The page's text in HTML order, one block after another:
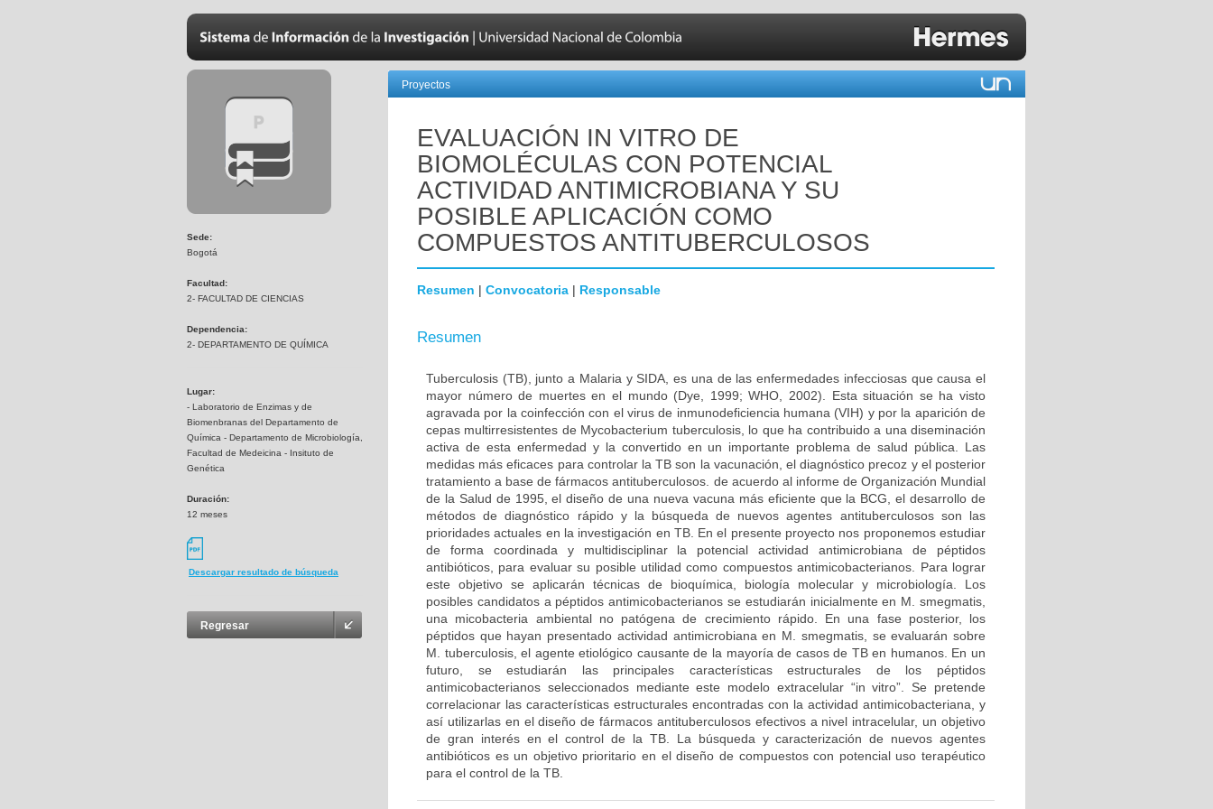
Sede:
Bogotá
Facultad:
2- FACULTAD DE CIENCIAS
Dependencia:
2- DEPARTAMENTO DE QUÍMICA
Lugar:
- Laboratorio de Enzimas y de
Biomenbranas del Departamento de
Química - Departamento de Microbiología,
Facultad de Medeicina - Insituto de
Genética
Duración:
12 meses
Descargar resultado de búsqueda
Regresar
Proyectos
EVALUACIÓN IN VITRO DE
BIOMOLÉCULAS CON POTENCIAL
ACTIVIDAD ANTIMICROBIANA Y SU
POSIBLE APLICACIÓN COMO
COMPUESTOS ANTITUBERCULOSOS
Resumen | Convocatoria | Responsable
Resumen
Tuberculosis (TB), junto a Malaria y SIDA, es una de las enfermedades infecciosas que causa el
mayor número de muertes en el mundo (Dye, 1999; WHO, 2002). Esta situación se ha visto
agravada por la coinfección con el virus de inmunodeficiencia humana (VIH) y por la aparición de
cepas multirresistentes de Mycobacterium tuberculosis, lo que ha contribuido a una diseminación
activa de esta enfermedad y la convertido en un importante problema de salud pública. Las
medidas más eficaces para controlar la TB son la vacunación, el diagnóstico precoz y el posterior
tratamiento a base de fármacos antituberculosos. de acuerdo al informe de Organización Mundial
de la Salud de 1995, el diseño de una nueva vacuna más eficiente que la BCG, el desarrollo de
métodos de diagnóstico rápido y la búsqueda de nuevos agentes antituberculosos son las
prioridades actuales en la investigación en TB. En el presente proyecto nos proponemos estudiar
de forma coordinada y multidisciplinar la potencial actividad antimicrobiana de péptidos
antibióticos, para evaluar su posible utilidad como compuestos antimicobacterianos. Para lograr
este objetivo se aplicarán técnicas de bioquímica, biología molecular y microbiología. Los
posibles candidatos a péptidos antimicobacterianos se estudiarán inicialmente en M. smegmatis,
una micobacteria ambiental no patógena de crecimiento rápido. En una fase posterior, los
péptidos que hayan presentado actividad antimicrobiana en M. smegmatis, se evaluarán sobre
M. tuberculosis, el agente etiológico causante de la mayoría de casos de TB en humanos. En un
futuro, se estudiarán las principales características estructurales de los péptidos
antimicobacterianos seleccionados mediante este modelo extracelular “in vitro”. Se pretende
correlacionar las características estructurales encontradas con la actividad antimicobacteriana, y
así utilizarlas en el diseño de fármacos antituberculosos efectivos a nivel intracelular, un objetivo
de gran interés en el control de la TB. La búsqueda y caracterización de nuevos agentes
antibióticos es un objetivo prioritario en el diseño de compuestos con potencial uso terapéutico
para el control de la TB.